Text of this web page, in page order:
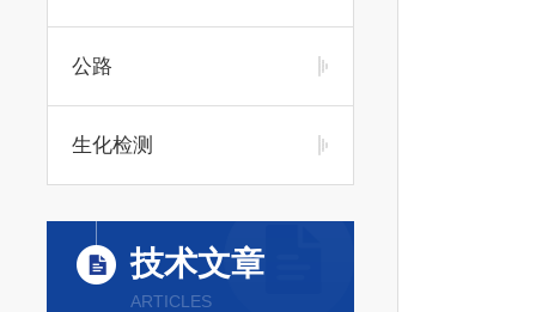
公路
生化检测
技术文章
ARTICLES